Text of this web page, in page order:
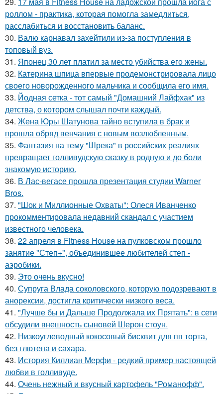
роллом - практика, которая помогла замедлиться,
расслабиться и восстановить баланс.
30. Валю карнавал захейтили из-за поступления в
топовый вуз.
31. Японец 30 лет платил за место убийства его жены.
32. Катерина шпица впервые продемонстрировала лицо
своего новорожденного мальчика и сообщила его имя.
33. Йодная сетка - тот самый "Домашний Лайфхак" из
детства, о котором слышал почти каждый.
34. Жена Юры Шатунова тайно вступила в брак и
прошла обряд венчания с новым возлюбленным.
35. Фантазия на тему "Шрека" в российских реалиях
превращает голливудскую сказку в родную и до боли
знакомую историю.
36. В Лас-вегасе прошла презентация студии Warner
Bros.
37. "Шок и Миллионные Охваты": Олеся Иванченко
прокомментировала недавний скандал с участием
известного человека.
38. 22 апреля в Fitness House на пулковском прошло
занятие "Степ+", объединившее любителей степ -
аэробики.
39. Это очень вкусно!
40. Супруга Влада соколовского, которую подозревают в
анорексии, достигла критически низкого веса.
41. "Лучше бы и Дальше Продолжала их Прятать": в сети
обсудили внешность сыновей Шерон стоун.
42. Низкоуглеводный кокосовый бисквит для пп торта,
без глютена и сахара.
43. История Киллиан Мерфи - редкий пример настоящей
любви в голливуде.
44. Очень нежный и вкусный картофель "Романофф".